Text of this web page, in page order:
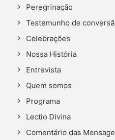
Peregrinação
Testemunho de
Celebrações
Nossa História
Entrevista
Quem somos
Programa
Lectio Divina
Comentário das